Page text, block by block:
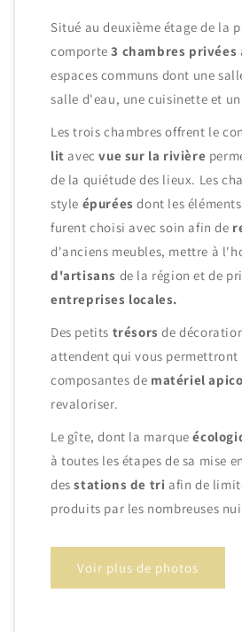
Situé au deuxième étage de la
comporte3 chambres privées
espaces communs dont une
salle d'eau, une cuisinette et
Les trois chambres offrent le
litavecvue sur la rivière
de la quiétude des lieux. Les
style épurées dont les
furent choisi avec soin afin de
d'anciens meubles, mettre à
d'artisans de la région et de
entreprises locales.
Des petits trésors de
attendent qui vous permettront
composantes de matériel
revaloriser.
Le gîte, dont la marque
à toutes les étapes de sa mise
des stations de tri afin de
produits par les nombreuses
Voir plus de photos